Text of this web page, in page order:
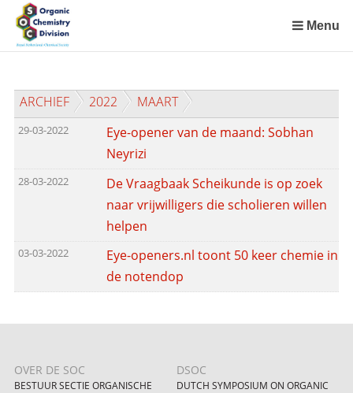
links
over
de
inhoud
het
Menu
ARCHIEF 2022 MAART
29-03-2022
Eye-opener van de maand: Sobhan
Neyrizi
28-03-2022
De Vraagbaak Scheikunde is op zoek
naar vrijwilligers die scholieren willen
helpen
03-03-2022
Eye-openers.nl toont 50 keer chemie in
de notendop
OVER DE SOC
BESTUUR SECTIE ORGANISCHE
DSOC
DUTCH SYMPOSIUM ON ORGANIC